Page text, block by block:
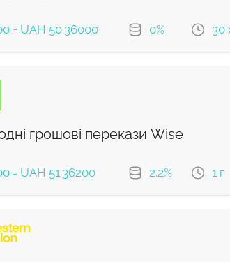
= UAH 50.36000 0% 30
Економний
завжди 0%
грошові перекази Wise
= UAH 51.36200 2.2% 1 г
банківським переказом